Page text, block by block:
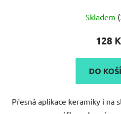
Skladem
128
DO
Přesná aplikace keramiky i na